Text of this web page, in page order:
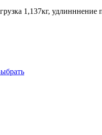
1,137кг, удлинннение